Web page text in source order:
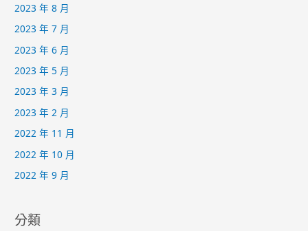
2023 年 8 月
2023 年 7 月
2023 年 6 月
2023 年 5 月
2023 年 3 月
2023 年 2 月
2022 年 11 月
2022 年 10 月
2022 年 9 月
分類